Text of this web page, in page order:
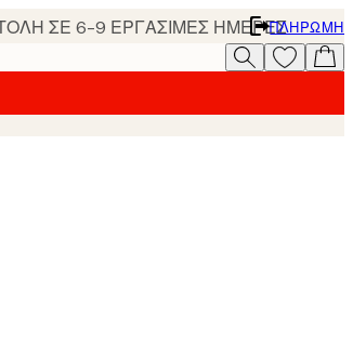
ΣΕ 6-9 ΕΡΓΑΣΙΜΕΣ ΗΜΕΡΕΣΠΛΗΡΩΜΉ